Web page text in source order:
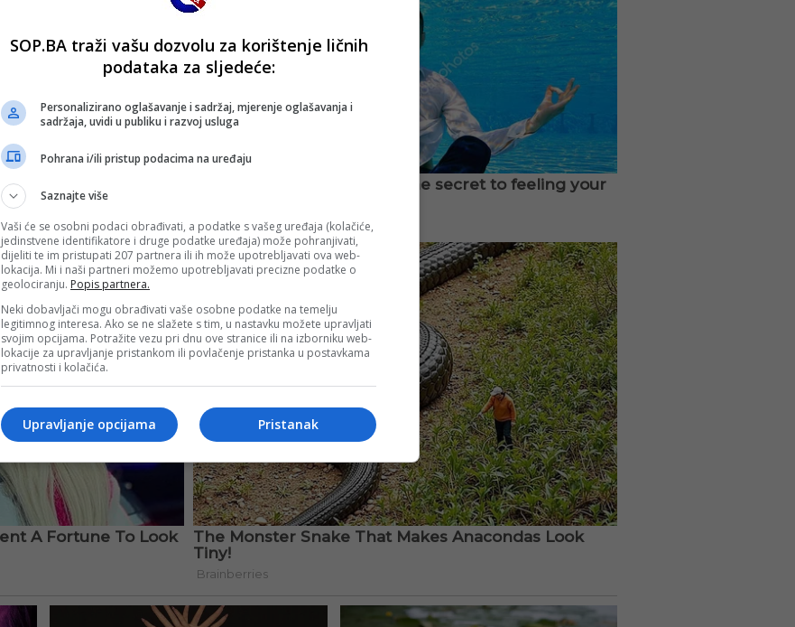
SOP.BA traži vašu dozvolu za korištenje ličnih
podataka za sljedeće:
Personalizirano oglašavanje i sadržaj, mjerenje oglašavanja i
sadržaja, uvidi u publiku i razvoj usluga
Pohrana i/ili pristup podacima na uređaju
Saznajte više
Vaši će se osobni podaci obrađivati, a podatke s vašeg uređaja (kolačiće,
jedinstvene identifikatore i druge podatke uređaja) može pohranjivati,
dijeliti te im pristupati 207 partnera ili ih može upotrebljavati ova web-
lokacija. Mi i naši partneri možemo upotrebljavati precizne podatke o
geolociranju. Popis partnera.
Neki dobavljači mogu obrađivati vaše osobne podatke na temelju
legitimnog interesa. Ako se ne slažete s tim, u nastavku možete upravljati
svojim opcijama. Potražite vezu pri dnu ove stranice ili na izborniku web-
lokacije za upravljanje pristankom ili povlačenje pristanka u postavkama
privatnosti i kolačića.
Pristanak
Upravljanje opcijama